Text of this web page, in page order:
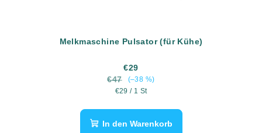
Melkmaschine Pulsator (für Kühe)
€29
€47
(–38 %)
Verkaufspreis:
€29 / 1 St
In den Warenkorb